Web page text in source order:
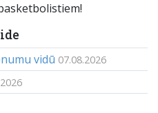
vidū 07.08.2026